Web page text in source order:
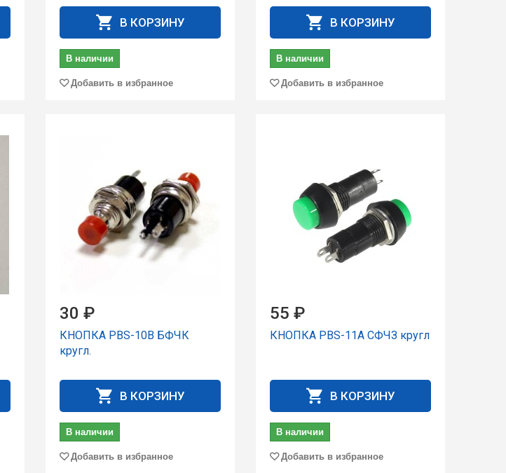
В КОРЗИНУ
В наличии
Добавить в избранное
В КОРЗИНУ
В наличии
Добавить в избранное
30 ₽
КНОПКА PBS-10B БФЧК
кругл.
В КОРЗИНУ
В наличии
Добавить в избранное
55 ₽
КНОПКА PBS-11A СФЧЗ кpугл
В КОРЗИНУ
В наличии
Добавить в избранное